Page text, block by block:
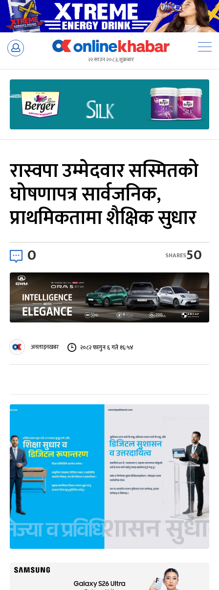
Skip
२२ साउन २०८३, शुक्रबार
रास्वपा उम्मेदवार सस्मितको
घोषणापत्र सार्वजनिक,
प्राथमिकतामा शैक्षिक सुधार
0 50
SHARES
अनलाइनखबर २०८२ फागुन ६ गते १६:५४